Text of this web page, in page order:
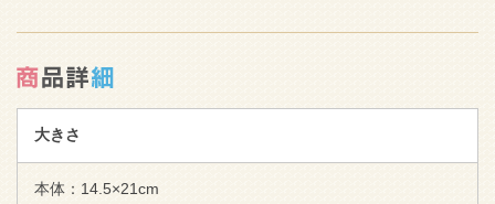
大きさ
本体：14.5×21cm